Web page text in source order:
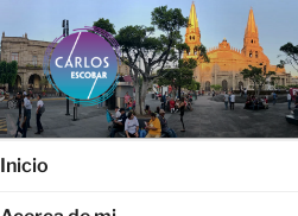
al
contenido
CARLOS
Página web oficial del fotógrafo,
Carlos Escobar
Inicio